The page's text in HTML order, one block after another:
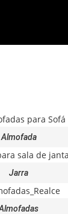
Almofada
Jarra